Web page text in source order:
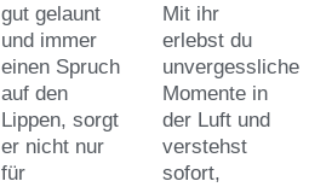
gut gelaunt
und immer
einen Spruch
auf den
Lippen, sorgt
er nicht nur
für
Mit ihr
erlebst du
unvergessliche
Momente in
der Luft und
verstehst
sofort,